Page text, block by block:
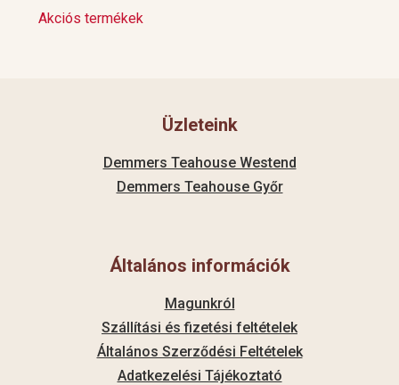
Akciós termékek
Üzleteink
Demmers Teahouse Westend
Demmers Teahouse Győr
Általános információk
Magunkról
Szállítási és fizetési feltételek
Általános Szerződési Feltételek
Adatkezelési Tájékoztató